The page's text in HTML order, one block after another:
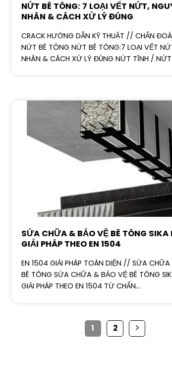
NỨT BÊ TÔNG: 7 LOẠI VẾT NỨT,
NHÂN & CÁCH XỬ LÝ ĐÚNG
CRACK HƯỚNG DẪN KỸ THUẬT // CHẨN
NỨT BÊ TÔNG NỨT BÊ TÔNG:7 LOẠI VẾT
NHÂN & CÁCH XỬ LÝ ĐÚNG NỨT TĨNH /
SỬA CHỮA & BẢO VỆ BÊ TÔNG SIKA
GIẢI PHÁP THEO EN 1504
EN 1504 GIẢI PHÁP TOÀN DIỆN // SỬA
BÊ TÔNG SỬA CHỮA & BẢO VỆ BÊ TÔNG
GIẢI PHÁP THEO EN 1504 TỪ CHẨN...
1 2